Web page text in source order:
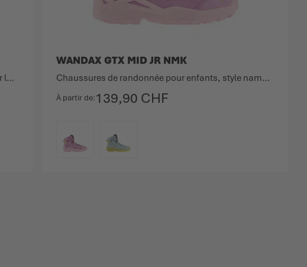
Chaussure basse fonctionnelle pour enfants pour la randonnée.
À partir de 139,90 CHF
WANDAX GTX MID JR NMK
COULEUR
Chaussures de randonnée pour enfants, style namuk.